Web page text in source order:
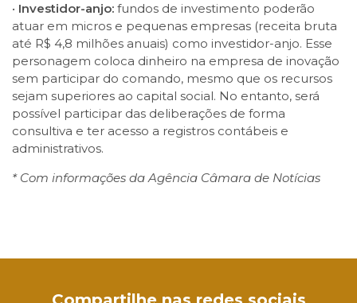
• Investidor-anjo: fundos de investimento poderão
atuar em micros e pequenas empresas (receita bruta
até R$ 4,8 milhões anuais) como investidor-anjo. Esse
personagem coloca dinheiro na empresa de inovação
sem participar do comando, mesmo que os recursos
sejam superiores ao capital social. No entanto, será
possível participar das deliberações de forma
consultiva e ter acesso a registros contábeis e
administrativos.
* Com informações da Agência Câmara de Notícias